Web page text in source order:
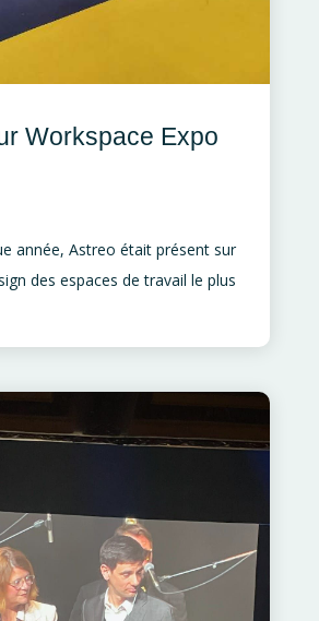
Workspace Expo
année, Astreo était présent sur
des espaces de travail le plus